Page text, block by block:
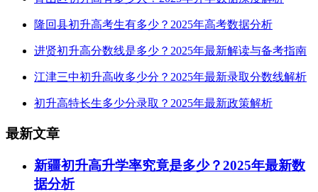
隆回县初升高考生有多少？2025年高考数据分析
进贤初升高分数线是多少？2025年最新解读与备考指南
江津三中初升高收多少分？2025年最新录取分数线解析
初升高特长生多少分录取？2025年最新政策解析
最新文章
新疆初升高升学率究竟是多少？2025年最新数
据分析